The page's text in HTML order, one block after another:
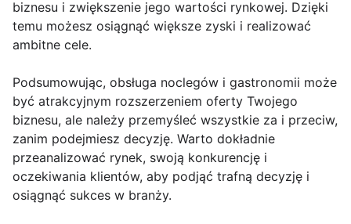
biznesu i zwiększenie jego wartości rynkowej. Dzięki
temu możesz osiągnąć większe zyski i realizować
ambitne cele.
Podsumowując, obsługa noclegów i gastronomii może
być atrakcyjnym rozszerzeniem oferty Twojego
biznesu, ale należy przemyśleć wszystkie za i przeciw,
zanim podejmiesz decyzję. Warto dokładnie
przeanalizować rynek, swoją konkurencję i
oczekiwania klientów, aby podjąć trafną decyzję i
osiągnąć sukces w branży.